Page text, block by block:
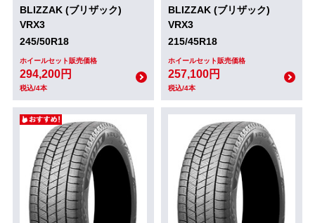
BLIZZAK (ブリザック)
VRX3
245/50R18
ホイールセット販売価格
294,200円
税込/4本
BLIZZAK (ブリザック)
VRX3
215/45R18
ホイールセット販売価格
257,100円
税込/4本